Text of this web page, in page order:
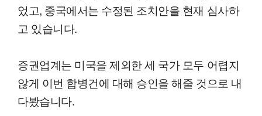
었고, 중국에서는 수정된 조치안을 현재 심사하
고 있습니다.
증권업계는 미국을 제외한 세 국가 모두 어렵지
않게 이번 합병건에 대해 승인을 해줄 것으로 내
다봤습니다.